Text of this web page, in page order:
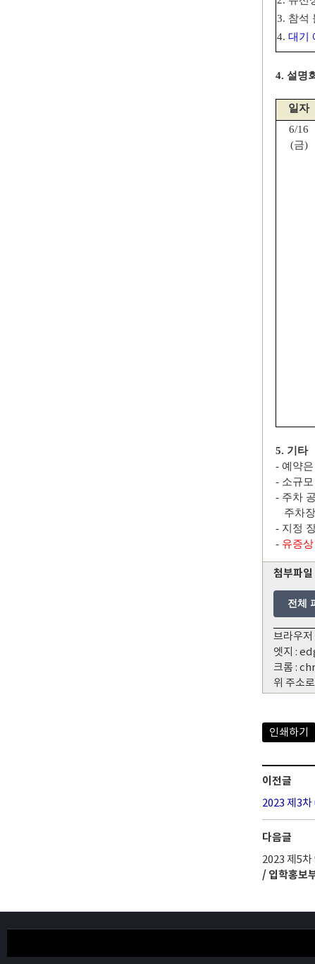
3. 참석
4. 대기
4. 설명
일자
6/16
(금)
5. 기타
- 예약은
- 소규
- 주차
주차
- 지정
- 유증
첨부파일
전체
브라우
엣지 :
크롬 :
위 주소
인쇄하기
이전글
2023 제3차
다음글
2023 제5차
/ 입학홍보